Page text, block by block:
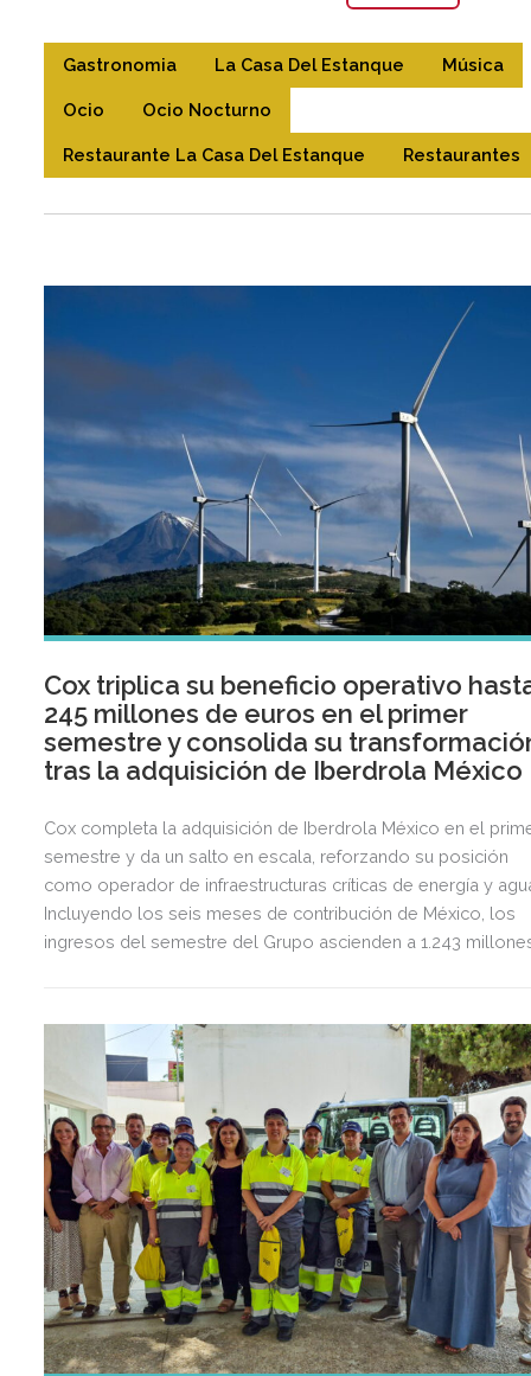
Gastronomia La Casa Del Estanque Música
Ocio Ocio Nocturno
Restaurante La Casa Del Estanque Restaurantes
Cox triplica su beneficio operativo
245 millones de euros en el primer
semestre y consolida su
tras la adquisición de Iberdrola México
Cox completa la adquisición de Iberdrola México en el
semestre y da un salto en escala, reforzando su posición
como operador de infraestructuras críticas de energía y
Incluyendo los seis meses de contribución de México, los
ingresos del semestre del Grupo ascienden a 1.243